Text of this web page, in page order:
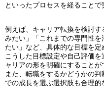
といったプロセスを経ることで
例えば、キャリア転換を検討
みたい」「これまでの専門性
たい」など、具体的な目標を定
こうした目標設定や自己評価
ャリアの形を明確にすることが
また、転職をするかどうかの
での成長を選ぶ選択肢も合理的